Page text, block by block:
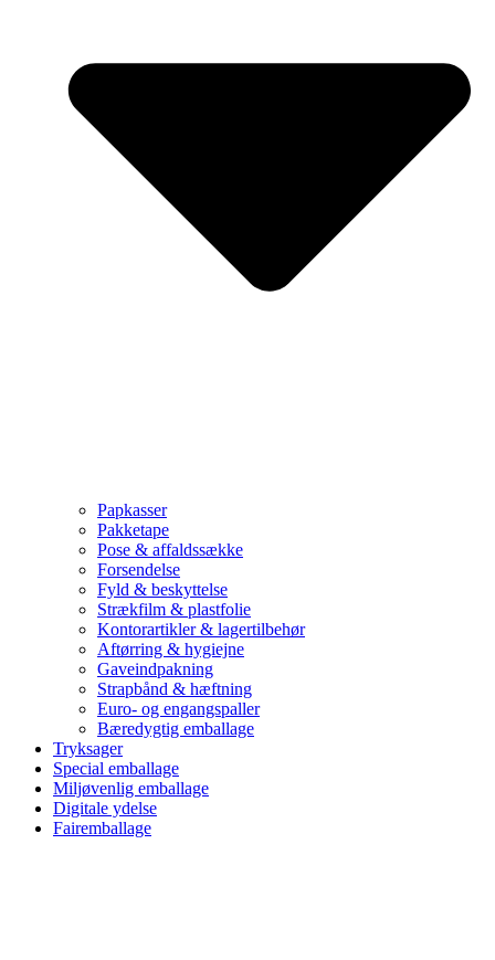
Papkasser
Pakketape
Pose & affaldssække
Forsendelse
Fyld & beskyttelse
Strækfilm & plastfolie
Kontorartikler & lagertilbehør
Aftørring & hygiejne
Gaveindpakning
Strapbånd & hæftning
Euro- og engangspaller
Bæredygtig emballage
Tryksager
Special emballage
Miljøvenlig emballage
Digitale ydelse
Fairemballage